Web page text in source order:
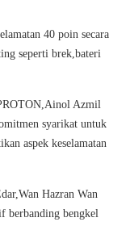
40 poin secara
seperti brek,bateri
Azmil
syarikat untuk
aspek keselamatan
Hazran Wan
berbanding bengkel